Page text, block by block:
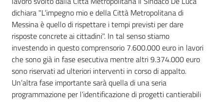
dichiara "L’impegno mio e della Città Metropolitana di
Messina è quello di rispettare i tempi previsti per dare
risposte concrete ai cittadini". In tal senso stiamo
investendo in questo comprensorio 7.600.000 euro in lavori
che sono già in fase esecutiva mentre altri 9.374.000 euro
sono riservati ad ulteriori interventi in corso di appalto.
Un’altra fase importante sarà quella di una seria
programmazione per l’identificazione di progetti cantierabili